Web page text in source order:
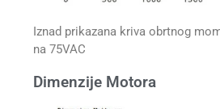
Iznad prikazana kriva obrtnog
na 75VAC
Dimenzije Motora